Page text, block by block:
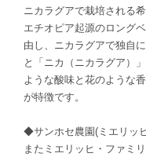
ニカラグアで栽培される
エチオピア起源のロング
由し、ニカラグアで独自
と「ニカ（ニカラグア）
ような酸味と花のような
が特徴です。
◆サンホセ農園(ミエリッ
またミエリッヒ・ファミ